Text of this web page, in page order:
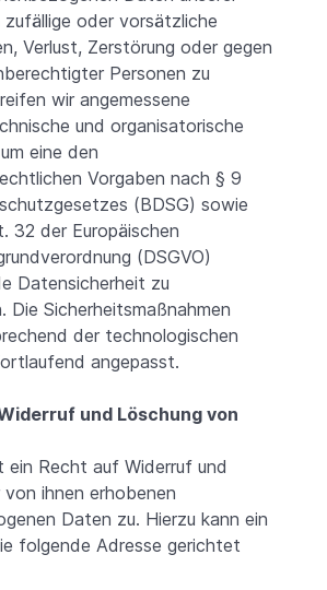
zufällige oder vorsätzliche
Verlust, Zerstörung oder gegen
Personen zu
wir angemessene
und organisatorische
eine den
Vorgaben nach § 9
(BDSG) sowie
32 der Europäischen
(DSGVO)
Datensicherheit zu
Die Sicherheitsmaßnahmen
der technologischen
angepasst.
und Löschung von
ein Recht auf Widerruf und
ihnen erhobenen
Daten zu. Hierzu kann ein
folgende Adresse gerichtet